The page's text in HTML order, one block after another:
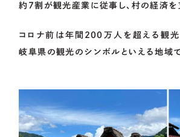
約7割が観光産業に従事し、村の経済を
コロナ前は年間200万人を超える観光
岐阜県の観光のシンボルといえる地域で